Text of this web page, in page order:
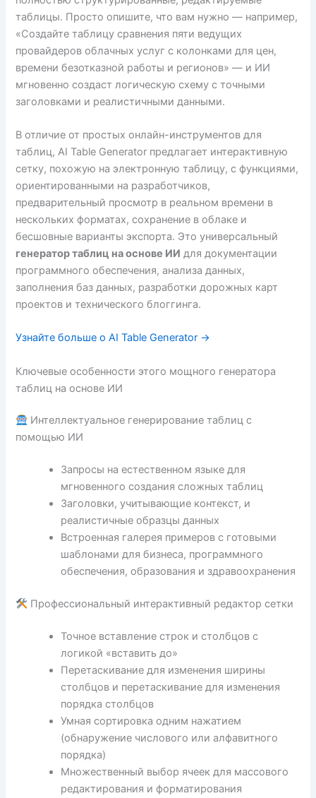
таблицы. Просто опишите, что вам нужно — например,
«Создайте таблицу сравнения пяти ведущих
провайдеров облачных услуг с колонками для цен,
времени безотказной работы и регионов» — и ИИ
мгновенно создаст логическую схему с точными
заголовками и реалистичными данными.
В отличие от простых онлайн-инструментов для
таблиц, AI Table Generator предлагает интерактивную
сетку, похожую на электронную таблицу, с функциями,
ориентированными на разработчиков,
предварительный просмотр в реальном времени в
нескольких форматах, сохранение в облаке и
бесшовные варианты экспорта. Это универсальный
генератор таблиц на основе ИИ для документации
программного обеспечения, анализа данных,
заполнения баз данных, разработки дорожных карт
проектов и технического блоггинга.
Узнайте больше о AI Table Generator →
Ключевые особенности этого мощного генератора
таблиц на основе ИИ
Интеллектуальное генерирование таблиц с
помощью ИИ
Запросы на естественном языке для
мгновенного создания сложных таблиц
Заголовки, учитывающие контекст, и
реалистичные образцы данных
Встроенная галерея примеров с готовыми
шаблонами для бизнеса, программного
обеспечения, образования и здравоохранения
Профессиональный интерактивный редактор сетки
Точное вставление строк и столбцов с
логикой «вставить до»
Перетаскивание для изменения ширины
столбцов и перетаскивание для изменения
порядка столбцов
Умная сортировка одним нажатием
(обнаружение числового или алфавитного
порядка)
Множественный выбор ячеек для массового
редактирования и форматирования